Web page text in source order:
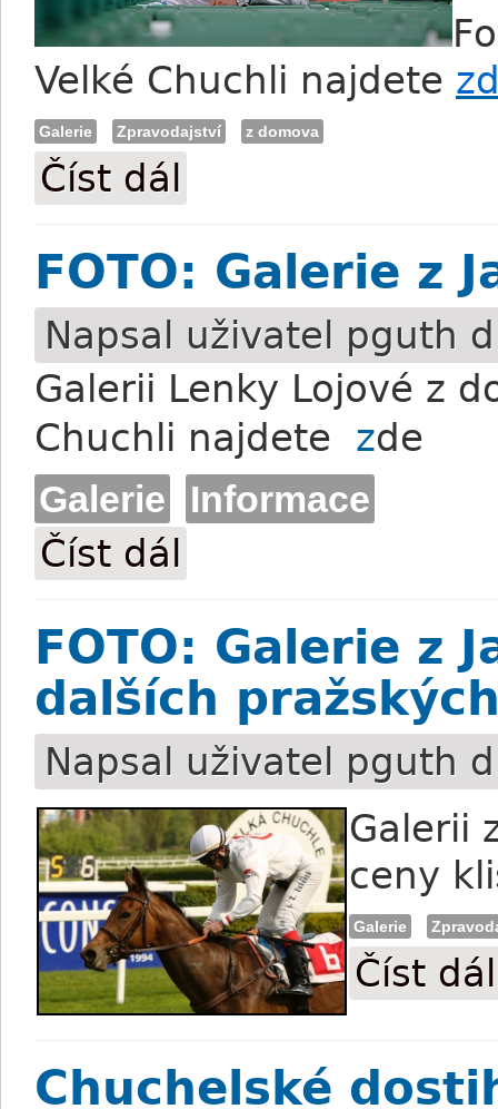
Velké Chuchli najdete
Galerie Zpravodajství z domova
Číst dál
FOTO: Galerie z
Napsal uživatel pguth
Galerii Lenky Lojové z
Chuchli najdete zde
Galerie Informace
Číst dál
FOTO: Galerie z
dalších
Napsal uživatel pguth
Galerii
ceny
Galerie
Číst dál
Chuchelské